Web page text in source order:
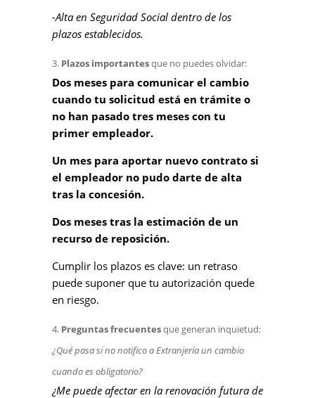
-Alta en Seguridad Social dentro de los
plazos establecidos.
Plazos importantesque no puedes olvidar:
Dos meses para comunicar el cambio
cuando tu solicitud está en trámite o
no han pasado tres meses con tu
primer empleador.
Un mes para aportar nuevo contrato si
el empleador no pudo darte de alta
tras la concesión.
Dos meses tras la estimación de un
recurso de reposición.
Cumplir los plazos es clave: un retraso
puede suponer que tu autorización quede
en riesgo.
Preguntas frecuentesque generan inquietud:
¿Qué pasa si no notifico a Extranjería un cambio
cuando es obligatorio?
¿Me puede afectar en la renovación futura de